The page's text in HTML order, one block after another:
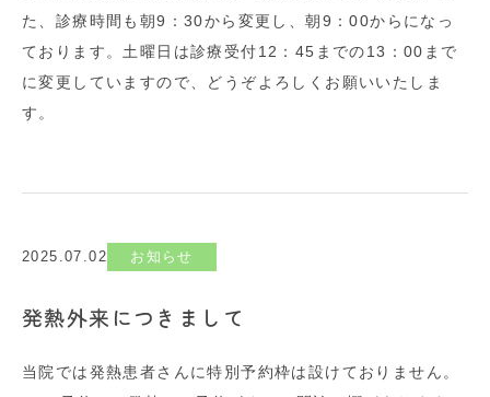
た、診療時間も朝9：30から変更し、朝9：00からになっ
ております。土曜日は診療受付12：45までの13：00まで
に変更していますので、どうぞよろしくお願いいたしま
す。
2025.07.02 お知らせ
発熱外来につきまして
当院では発熱患者さんに特別予約枠は設けておりません。